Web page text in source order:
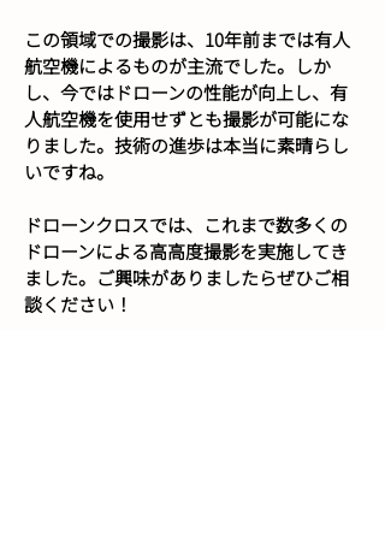
この領域での撮影は、10年前までは有人
航空機によるものが主流でした。しか
し、今ではドローンの性能が向上し、有
人航空機を使用せずとも撮影が可能にな
りました。技術の進歩は本当に素晴らし
いですね。
ドローンクロスでは、これまで数多くの
ドローンによる高高度撮影を実施してき
ました。ご興味がありましたらぜひご相
談ください！